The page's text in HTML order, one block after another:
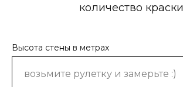
количество краски
Высота стены в метрах